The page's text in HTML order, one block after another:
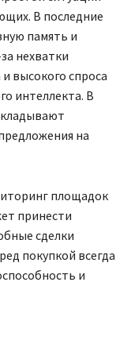
В последние
память и
нехватки
высокого спроса
интеллекта. В
на
площадок
принести
сделки
покупкой всегда
и